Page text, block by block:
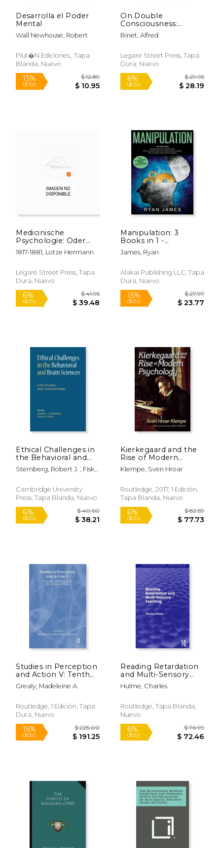
15%
dcto.
Desarrolla el Poder
Mental
Wall Newhouse, Robert
Plut�N Ediciones,, Tapa
Blanda, Nuevo
15%
dcto.
On Double
Consciousness:
Experimental
Psychological Studies
Binet, Alfred
Legare Street Press, Tapa
Dura, Nuevo
6%
Medicinische
Psychologie: Oder
Physiologie Der Seele
(en Alemán)
1817-1881, Lotze Hermann
Legare Street Press, Tapa
Dura, Nuevo
6%
dcto.
Manipulation: 3
Books in 1 -
Complete Guide to
Analyzing and Speed
The Spot, and
Influencing Them
Inglés)
James, Ryan
Alakai Publishing LLC, Tapa
Dura, Nuevo
15%
dcto.
Ethical Challenges in
the Behavioral and
Brain Sciences: Case
Studies and
Inglés)
Sternberg, Robert J. ; Fiske,
Cambridge University
Press, Tapa Blanda, Nuevo
Kierkegaard and the
Rise of Modern
Psychology (en
Inglés)
Klempe, Sven Hroar
Routledge, 2017, 1 Edición,
Tapa Blanda, Nuevo
Studies in Perception
and Action V: Tenth
International
Conference on
Action (en Inglés)
Grealy, Madeleine A.
Routledge, 1 Edición, Tapa
Dura, Nuevo
Reading Retardation
and Multi-Sensory
Teaching (en Inglés)
Hulme, Charles
Routledge, Tapa Blanda,
Nuevo